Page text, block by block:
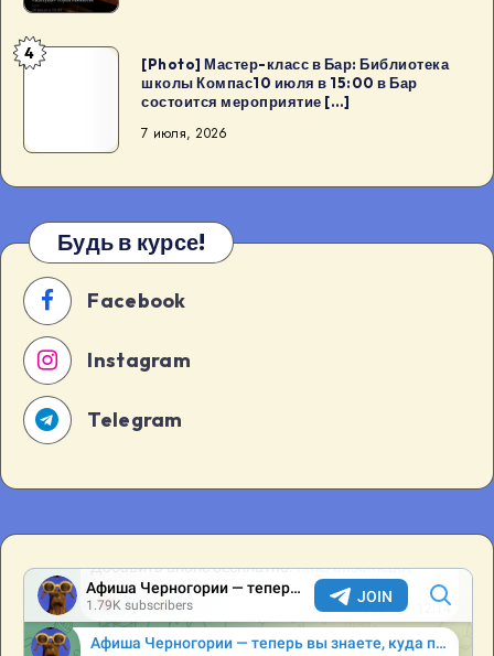
в
мероприятие
[…]
«Богарт»16
19.
[Photo]
в
школы
Компас10
июля
в
15:00
в
Бар
состоится
мероприятие
4
[Photo] Мастер-класс в Бар: Библиотека
школы Компас10 июля в 15:00 в Бар
состоится мероприятие […]
7 июля, 2026
Будь в курсе!
Facebook
Instagram
Telegram